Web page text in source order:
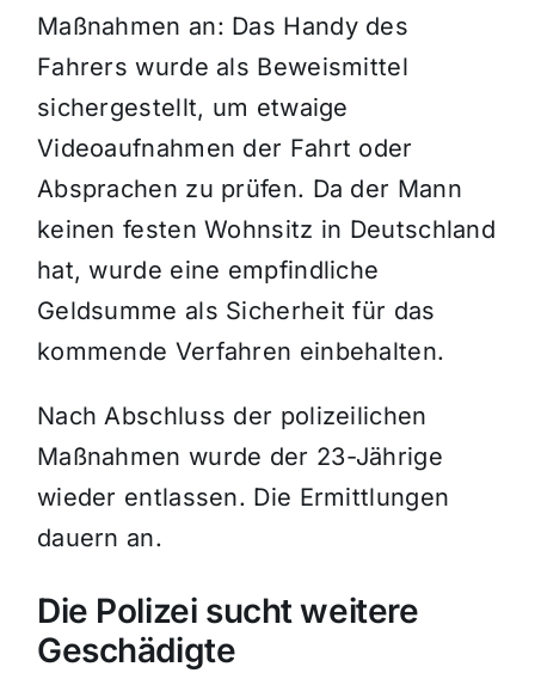
Maßnahmen an: Das Handy des
Fahrers wurde als Beweismittel
sichergestellt, um etwaige
Videoaufnahmen der Fahrt oder
Absprachen zu prüfen. Da der Mann
keinen festen Wohnsitz in Deutschland
hat, wurde eine empfindliche
Geldsumme als Sicherheit für das
kommende Verfahren einbehalten.
Nach Abschluss der polizeilichen
Maßnahmen wurde der 23-Jährige
wieder entlassen. Die Ermittlungen
dauern an.
Die Polizei sucht weitere
Geschädigte